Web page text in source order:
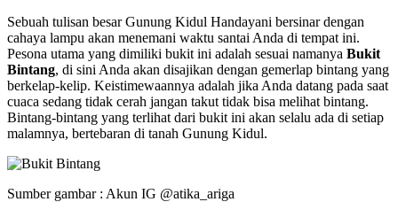
Sebuah tulisan besar Gunung Kidul Handayani bersinar dengan
cahaya lampu akan menemani waktu santai Anda di tempat ini.
Pesona utama yang dimiliki bukit ini adalah sesuai namanya Bukit
Bintang, di sini Anda akan disajikan dengan gemerlap bintang yang
berkelap-kelip. Keistimewaannya adalah jika Anda datang pada saat
cuaca sedang tidak cerah jangan takut tidak bisa melihat bintang.
Bintang-bintang yang terlihat dari bukit ini akan selalu ada di setiap
malamnya, bertebaran di tanah Gunung Kidul.
Sumber gambar : Akun IG @atika_ariga